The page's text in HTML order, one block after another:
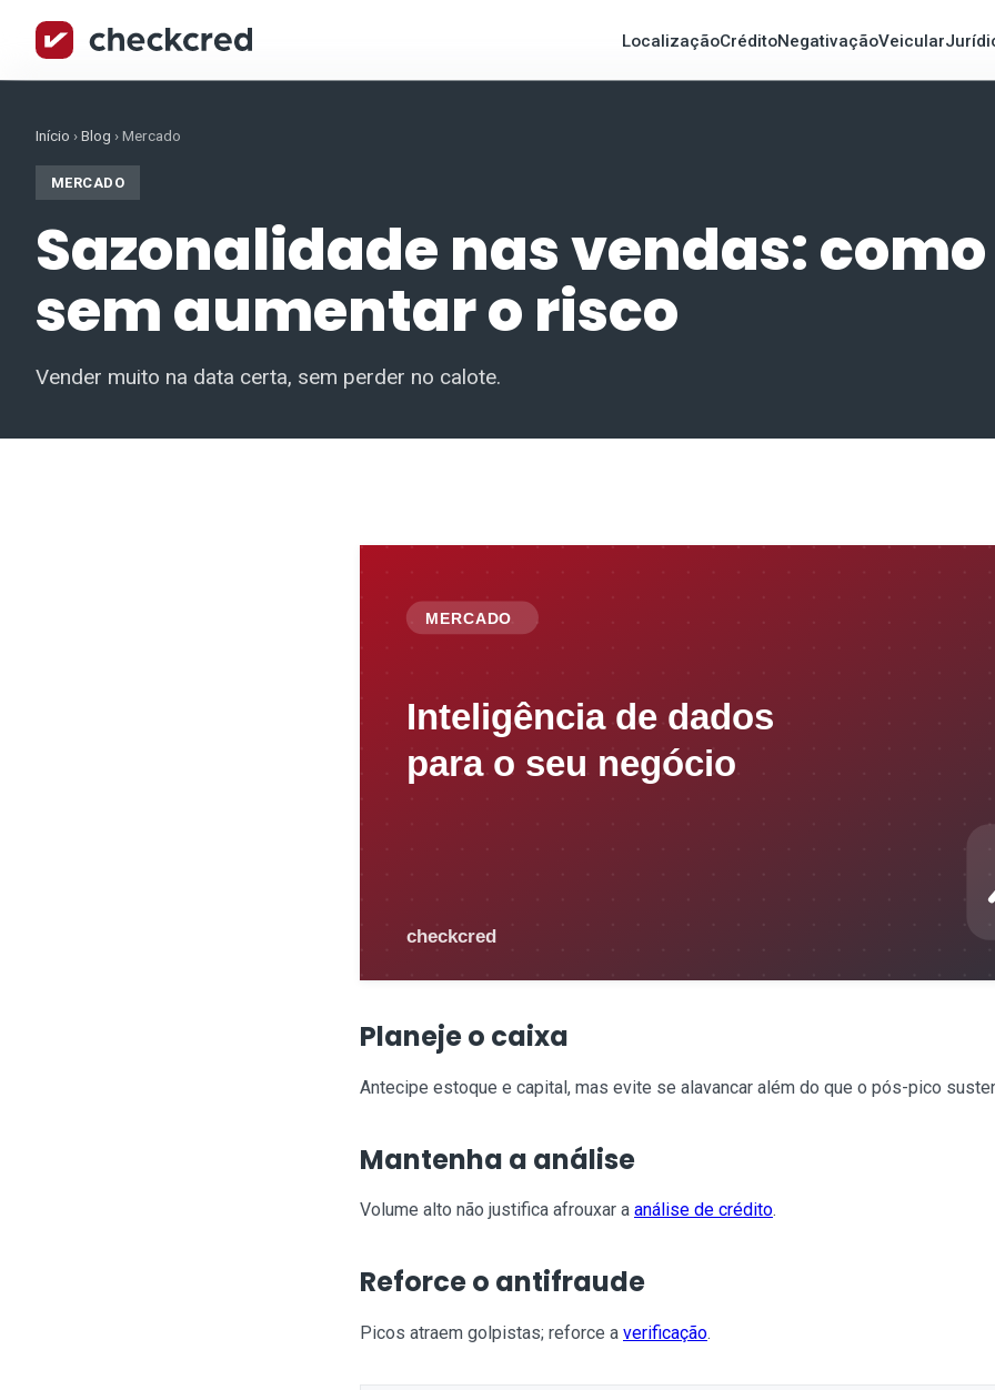
LocalizaçãoCréditoNegativaçãoVeicular
Início ›Blog ›Mercado
MERCADO
Sazonalidade nas vendas:
sem aumentar o risco
Vender muito na data certa, sem perder no calote.
Planeje o caixa
Antecipe estoque e capital, mas evite se alavancar além do que o pós-pico
Mantenha a análise
Volume alto não justifica afrouxar a análise de crédito.
Reforce o antifraude
Picos atraem golpistas; reforce a verificação.